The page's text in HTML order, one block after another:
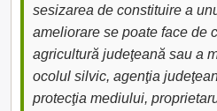
sesizarea de constituire a
ameliorare se poate face de
agricultură judeţeană sau a
ocolul silvic, agenţia
protecţia mediului,